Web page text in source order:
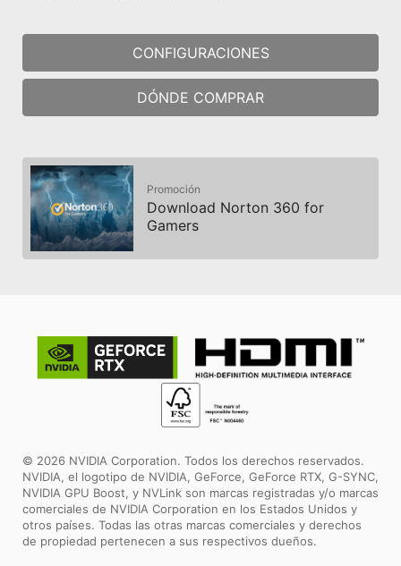
CONFIGURACIONES
DÓNDE COMPRAR
Promoción
Download Norton 360 for
Gamers
© 2026 NVIDIA Corporation. Todos los derechos reservados.
NVIDIA, el logotipo de NVIDIA, GeForce, GeForce RTX, G-SYNC,
NVIDIA GPU Boost, y NVLink son marcas registradas y/o marcas
comerciales de NVIDIA Corporation en los Estados Unidos y
otros países. Todas las otras marcas comerciales y derechos
de propiedad pertenecen a sus respectivos dueños.